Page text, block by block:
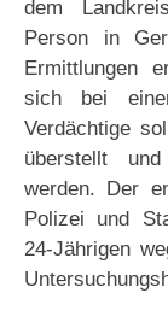
dem
Person in
Ermittlungen
sich bei
Verdächtige
überstellt
werden. Der
Polizei und
24-Jährigen